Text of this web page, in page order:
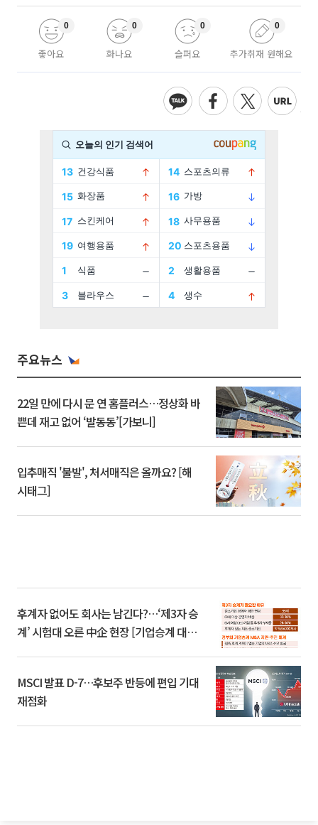
좋아요
0
화나요
0
슬퍼요
0
추가취재 원해요
0
주요뉴스
22일 만에 다시 문 연 홈플러스…정상화 바
쁜데 재고 없어 ‘발동동’[가보니]
입추매직 '불발', 처서매직은 올까요? [해
시태그]
후계자 없어도 회사는 남긴다?…‘제3자 승
계’ 시험대 오른 中企 현장 [기업승계 대전
MSCI 발표 D-7…후보주 반등에 편입 기대
재점화